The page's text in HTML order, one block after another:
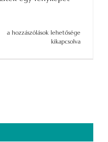
A
a hozzászólások lehetősége
kikapcsolva